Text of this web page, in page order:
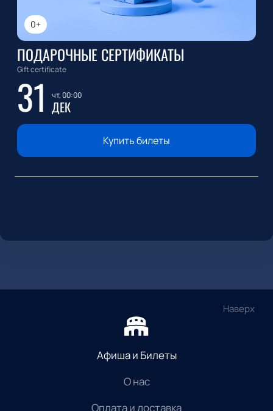
0+
ПОДАРОЧНЫЕ СЕРТИФИКАТЫ
Gift certificate
31 чт, 00:00
ДЕК
Купить билеты
Наверх
Афиша и Билеты
О нас
Оплата и доставка